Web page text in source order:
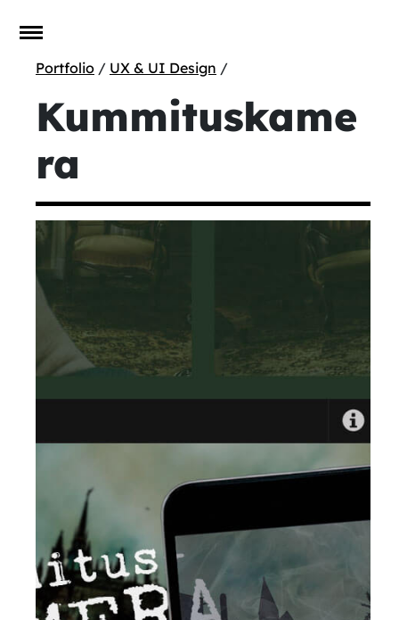
Portfolio / UX & UI Design /
Kummituskame
ra